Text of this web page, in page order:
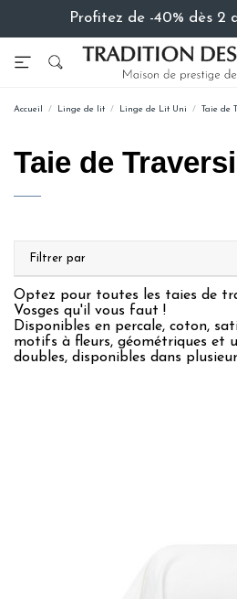
Profitez de -40% dès 2
Accueil Linge de lit Linge de Lit Uni Taie de
Taie de
Filtrer par
Optez pour toutes les taies de
Vosges qu'il vous faut !
Disponibles en percale, coton,
motifs à fleurs, géométriques et
doubles, disponibles dans